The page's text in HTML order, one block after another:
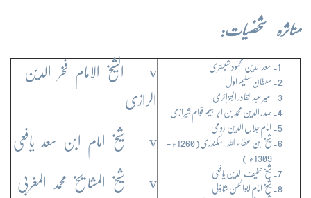
متاثرہ شخصیات:
سعد الدین محمود شبستری
سلطان سلیم اول
امیر عبد القادر الجزائری
صدر الدین محمد بن ابراہیم قوام شیرازی
امام جلال الدین رومی
شیخ ابن عطاء اللہ اسکندری(1260ء -
1309ء )
شیخ عفیف الدین یافعی
شیخ امام ابوالحسن شاذلی
v الشیخ الامام فخر الدین
الرازی
v شیخ امام ابن سعد یافعی
v شیخ المشایخ محمد المغربی